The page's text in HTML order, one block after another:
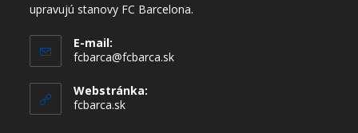
upravujú stanovy FC Barcelona.
E-mail:
fcbarca@fcbarca.sk
Webstránka:
fcbarca.sk